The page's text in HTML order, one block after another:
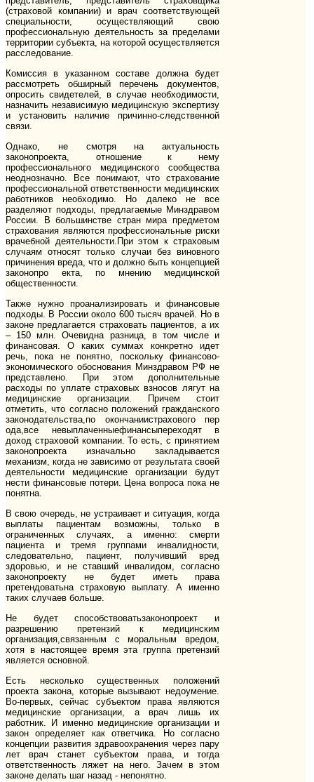
(страховой компании) и врач соответствующей
специальности, осуществляющий свою
профессиональную деятельность за пределами
территории субъекта, на которой осуществляется
расследование.
Комиссия в указанном составе должна будет
рассмотреть обширный перечень документов,
опросить свидетелей, в случае необходимости,
назначить независимую медицинскую экспертизу
и установить наличие причинно-следственной
связи.
Однако, не смотря на актуальность
законопроекта, отношение к нему
профессионального медицинского сообщества
неоднозначно. Все понимают, что страхование
профессиональной ответственности медицинских
работников необходимо. Но далеко не все
разделяют подходы, предлагаемые Минздравом
России. В большинстве стран мира предметом
страхования являются профессиональные риски
врачебной деятельности.При этом к страховым
случаям относят только случаи без виновного
причинения вреда, что и должно быть концепцией
законопро екта, по мнению медицинской
общественности.
Также нужно проанализировать и финансовые
подходы. В России около 600 тысяч врачей. Но в
законе предлагается страховать пациентов, а их
– 150 млн. Очевидна разница, в том числе и
финансовая. О каких суммах конкретно идет
речь, пока не понятно, поскольку финансово-
экономического обоснования Минздравом РФ не
представлено. При этом дополнительные
расходы по уплате страховых взносов лягут на
медицинские организации. Причем стоит
отметить, что согласно положений гражданского
законодательства,по окончаниистрахового пер
ода,все невыплаченныефинансыпереходят в
доход страховой компании. То есть, с принятием
законопроекта изначально закладывается
механизм, когда не зависимо от результата своей
деятельности медицинские организации будут
нести финансовые потери. Цена вопроса пока не
понятна.
В свою очередь, не устраивает и ситуация, когда
выплаты пациентам возможны, только в
ограниченных случаях, а именно: смерти
пациента и тремя группами инвалидности,
следовательно, пациент, получивший вред
здоровью, и не ставший инвалидом, согласно
законопроекту не будет иметь права
претендоватьна страховую выплату. А именно
таких случаев больше.
Не будет способствоватьзаконопроект и
разрешению претензий к медицинским
организация,связанным с моральным вредом,
хотя в настоящее время эта группа претензий
является основной.
Есть несколько существенных положений
проекта закона, которые вызывают недоумение.
Во-первых, сейчас субъектом права являются
медицинские организации, а врач лишь их
работник. И именно медицинские организации и
закон определяет как ответчика. Но согласно
концепции развития здравоохранения через пару
лет врач станет субъектом права, и тогда
ответственность ляжет на него. Зачем в этом
законе делать шаг назад - непонятно.